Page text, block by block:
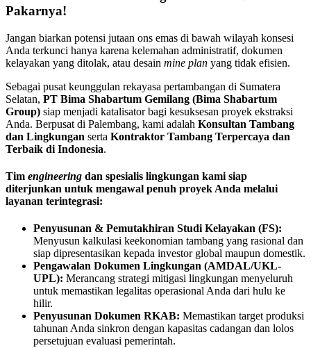
Pakarnya!
Jangan biarkan potensi jutaan ons emas di bawah wilayah konsesi
Anda terkunci hanya karena kelemahan administratif, dokumen
kelayakan yang ditolak, atau desain mine plan yang tidak efisien.
Sebagai pusat keunggulan rekayasa pertambangan di Sumatera
Selatan, PT Bima Shabartum Gemilang (Bima Shabartum
Group) siap menjadi katalisator bagi kesuksesan proyek ekstraksi
Anda. Berpusat di Palembang, kami adalah Konsultan Tambang
dan Lingkungan serta Kontraktor Tambang Terpercaya dan
Terbaik di Indonesia.
Tim engineering dan spesialis lingkungan kami siap
diterjunkan untuk mengawal penuh proyek Anda melalui
layanan terintegrasi:
Penyusunan & Pemutakhiran Studi Kelayakan (FS):
Menyusun kalkulasi keekonomian tambang yang rasional dan
siap dipresentasikan kepada investor global maupun domestik.
Pengawalan Dokumen Lingkungan (AMDAL/UKL-
UPL): Merancang strategi mitigasi lingkungan menyeluruh
untuk memastikan legalitas operasional Anda dari hulu ke
hilir.
Penyusunan Dokumen RKAB: Memastikan target produksi
tahunan Anda sinkron dengan kapasitas cadangan dan lolos
persetujuan evaluasi pemerintah.